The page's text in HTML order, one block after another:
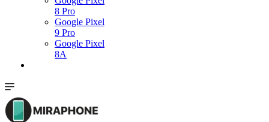
8 Pro
Google Pixel
9 Pro
Google Pixel
8A